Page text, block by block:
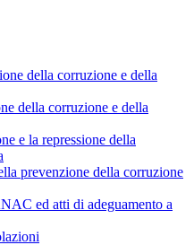
della corruzione e della
della corruzione e della
e la repressione della
prevenzione della corruzione
ed atti di adeguamento a